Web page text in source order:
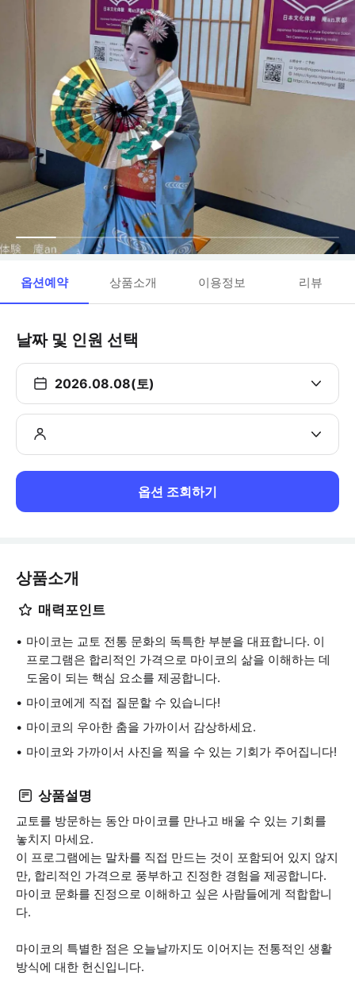
옵션예약 상품소개 이용정보 리뷰
날짜 및 인원 선택
2026.08.08(토)
옵션 조회하기
상품소개
매력포인트
마이코는 교토 전통 문화의 독특한 부분을 대표합니다. 이
프로그램은 합리적인 가격으로 마이코의 삶을 이해하는 데
도움이 되는 핵심 요소를 제공합니다.
마이코에게 직접 질문할 수 있습니다!
마이코의 우아한 춤을 가까이서 감상하세요.
마이코와 가까이서 사진을 찍을 수 있는 기회가 주어집니다!
상품설명
교토를 방문하는 동안 마이코를 만나고 배울 수 있는 기회를
놓치지 마세요.
이 프로그램에는 말차를 직접 만드는 것이 포함되어 있지 않지
만, 합리적인 가격으로 풍부하고 진정한 경험을 제공합니다.
마이코 문화를 진정으로 이해하고 싶은 사람들에게 적합합니
다.
마이코의 특별한 점은 오늘날까지도 이어지는 전통적인 생활
방식에 대한 헌신입니다.